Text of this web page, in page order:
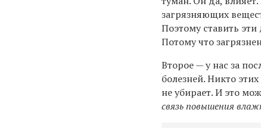
загрязняющих
Поэтому ставить
Потому что
Второе — у нас за
болезней. Никто
не убирает. И это
связь повышения